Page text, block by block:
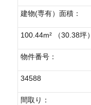
建物(専有）面積：
100.44m² （30.38坪）
物件番号：
34588
間取り：